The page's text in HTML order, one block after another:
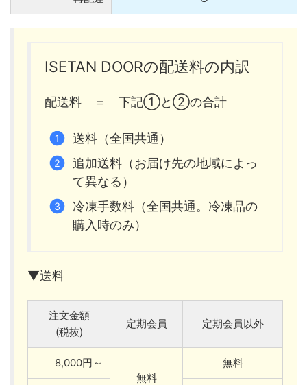
ISETAN DOORの配送料の内訳
配送料 ＝ 下記①と②の合計
送料（全国共通）
追加送料（お届け先の地域によっ
て異なる）
冷凍手数料（全国共通。冷凍品の
購入時のみ）
▼送料
注文金額
(税抜)
定期会員 定期会員以外
8,000円～
無料
無料